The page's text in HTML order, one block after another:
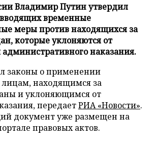
Владимир Путин утвердил
вводящих временные
меры против находящихся за
которые уклоняются от
административного наказания.
законы о применении
находящимся за
и уклоняющимся от
передаетРИА «Новости».
документ уже размещен на
правовых актов.